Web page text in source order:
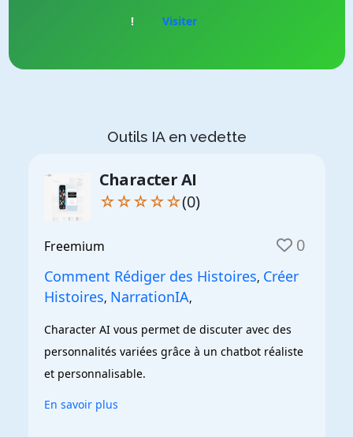
!
Visiter
Outils IA en vedette
Character AI
☆☆☆☆☆(0)
Freemium 0
Comment Rédiger des Histoires, Créer
Histoires, NarrationIA,
Character AI vous permet de discuter avec des
personnalités variées grâce à un chatbot réaliste
et personnalisable.
En savoir plus